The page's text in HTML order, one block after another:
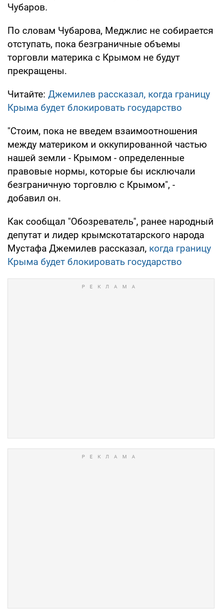
Чубаров.
По словам Чубарова, Меджлис не собирается
отступать, пока безграничные объемы
торговли материка с Крымом не будут
прекращены.
Читайте: Джемилев рассказал, когда границу
Крыма будет блокировать государство
"Стоим, пока не введем взаимоотношения
между материком и оккупированной частью
нашей земли - Крымом - определенные
правовые нормы, которые бы исключали
безграничную торговлю с Крымом", -
добавил он.
Как сообщал "Обозреватель", ранее народный
депутат и лидер крымскотатарского народа
Мустафа Джемилев рассказал, когда границу
Крыма будет блокировать государство